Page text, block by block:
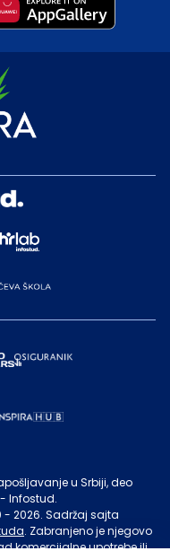
u Srbiji, deo
Infostud.
- 2026. Sadržaj sajta
. Zabranjeno je njegovo
komercijalne upotrebe ili